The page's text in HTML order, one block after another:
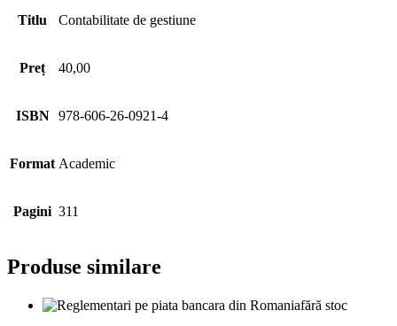
Titlu Contabilitate de gestiune
Preț 40,00
ISBN 978-606-26-0921-4
Format Academic
Pagini 311
Produse similare
fără stoc